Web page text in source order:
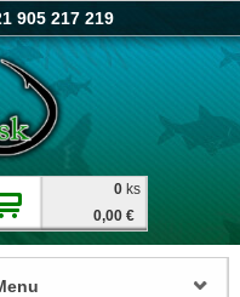
905 217 219
0 ks
0,00 €